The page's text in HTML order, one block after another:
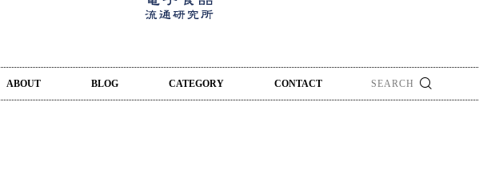
ABOUT BLOG CATEGORY CONTACT